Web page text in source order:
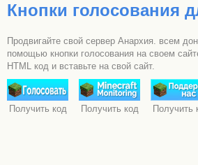
Кнопки голосования
Продвигайте свой сервер Анархия. всем
помощью кнопки голосования на своем
HTML код и вставьте на свой сайт.
Получить код Получить код Получить